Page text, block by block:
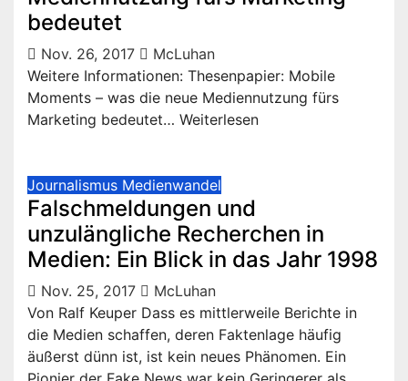
bedeutet
Nov. 26, 2017
McLuhan
Weitere Informationen: Thesenpapier: Mobile
Moments – was die neue Mediennutzung fürs
Marketing bedeutet… Weiterlesen
Journalismus Medienwandel
Falschmeldungen und
unzulängliche Recherchen in
Medien: Ein Blick in das Jahr 1998
Nov. 25, 2017
McLuhan
Von Ralf Keuper Dass es mittlerweile Berichte in
die Medien schaffen, deren Faktenlage häufig
äußerst dünn ist, ist kein neues Phänomen. Ein